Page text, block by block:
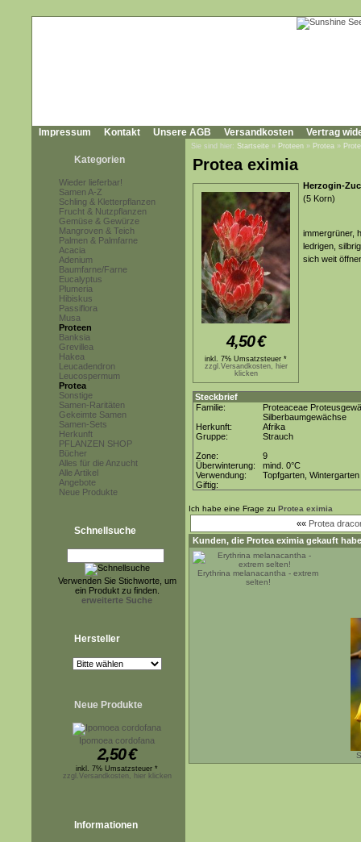
Impressum Kontakt Unsere AGB Versandkosten Vertrag
Kategorien
Wieder lieferbar!
Samen A-Z
Schling & Kletterpflanzen
Frucht & Nutzpflanzen
Gemüse & Gewürze
Mangroven & Teich
Palmen & Palmfarne
Acacia
Adenium
Baumfarne/Farne
Eucalyptus
Plumeria
Hibiskus
Passiflora
Musa
Proteen
Banksia
Grevillea
Hakea
Leucadendron
Leucospermum
Protea
Sonstige
Samen-Raritäten
Gekeimte Samen
Samen-Sets
Herkunft
PFLANZEN SHOP
Bücher
Alles für die Anzucht
Alle Artikel
Angebote
Neue Produkte
Schnellsuche
Verwenden Sie Stichworte, um
ein Produkt zu finden.
erweiterte Suche
Hersteller
Neue Produkte
Ipomoea cordofana
2,50€
inkl. 7% Umsatzsteuer *
zzgl.Versandkosten, hier klicken
Informationen
Sie sind hier: Startseite » Proteen » Protea »
Protea eximia
4,50€
inkl. 7% Umsatzsteuer *
zzgl.Versandkosten, hier
klicken
Herzogin-
(5 Korn)
immergrüner,
ledrigen,
sich weit
Steckbrief
Familie:
Proteaceae
Silberbaumgewächse
Herkunft:
Afrika
Gruppe:
Strauch
Zone:
9
Überwinterung:
mind. 0°C
Verwendung:
Topfgarten, Wintergarten
Giftig:
Ich habe eine Frage zu Protea eximia
«« Protea
Kunden, die Protea eximia gekauft
Erythrina melanacantha - extrem
selten!